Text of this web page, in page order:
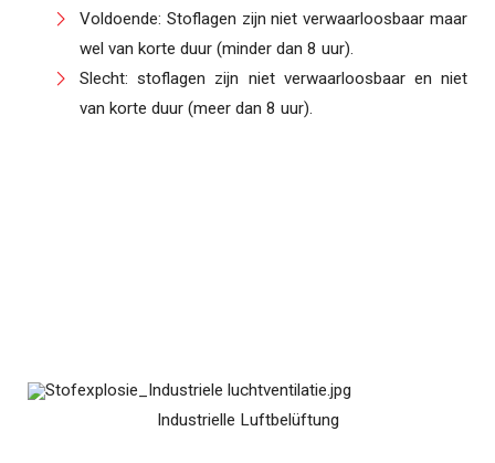
Voldoende: Stoflagen zijn niet verwaarloosbaar maar
wel van korte duur (minder dan 8 uur).
Slecht: stoflagen zijn niet verwaarloosbaar en niet
van korte duur (meer dan 8 uur).
Industrielle Luftbelüftung